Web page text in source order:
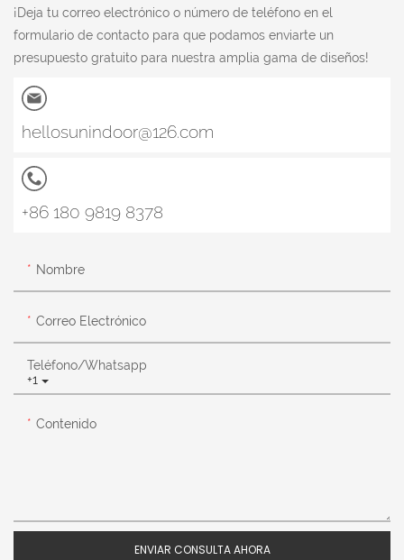
¡Deja tu correo electrónico o número de teléfono en el
formulario de contacto para que podamos enviarte un
presupuesto gratuito para nuestra amplia gama de diseños!
hellosunindoor@126.com
+86 180 9819 8378
Nombre
Correo Electrónico
+1
Teléfono/whatsapp
Contenido
ENVIAR CONSULTA AHORA